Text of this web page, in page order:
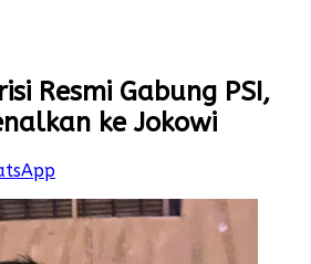
Resmi Gabung PSI,
ke Jokowi